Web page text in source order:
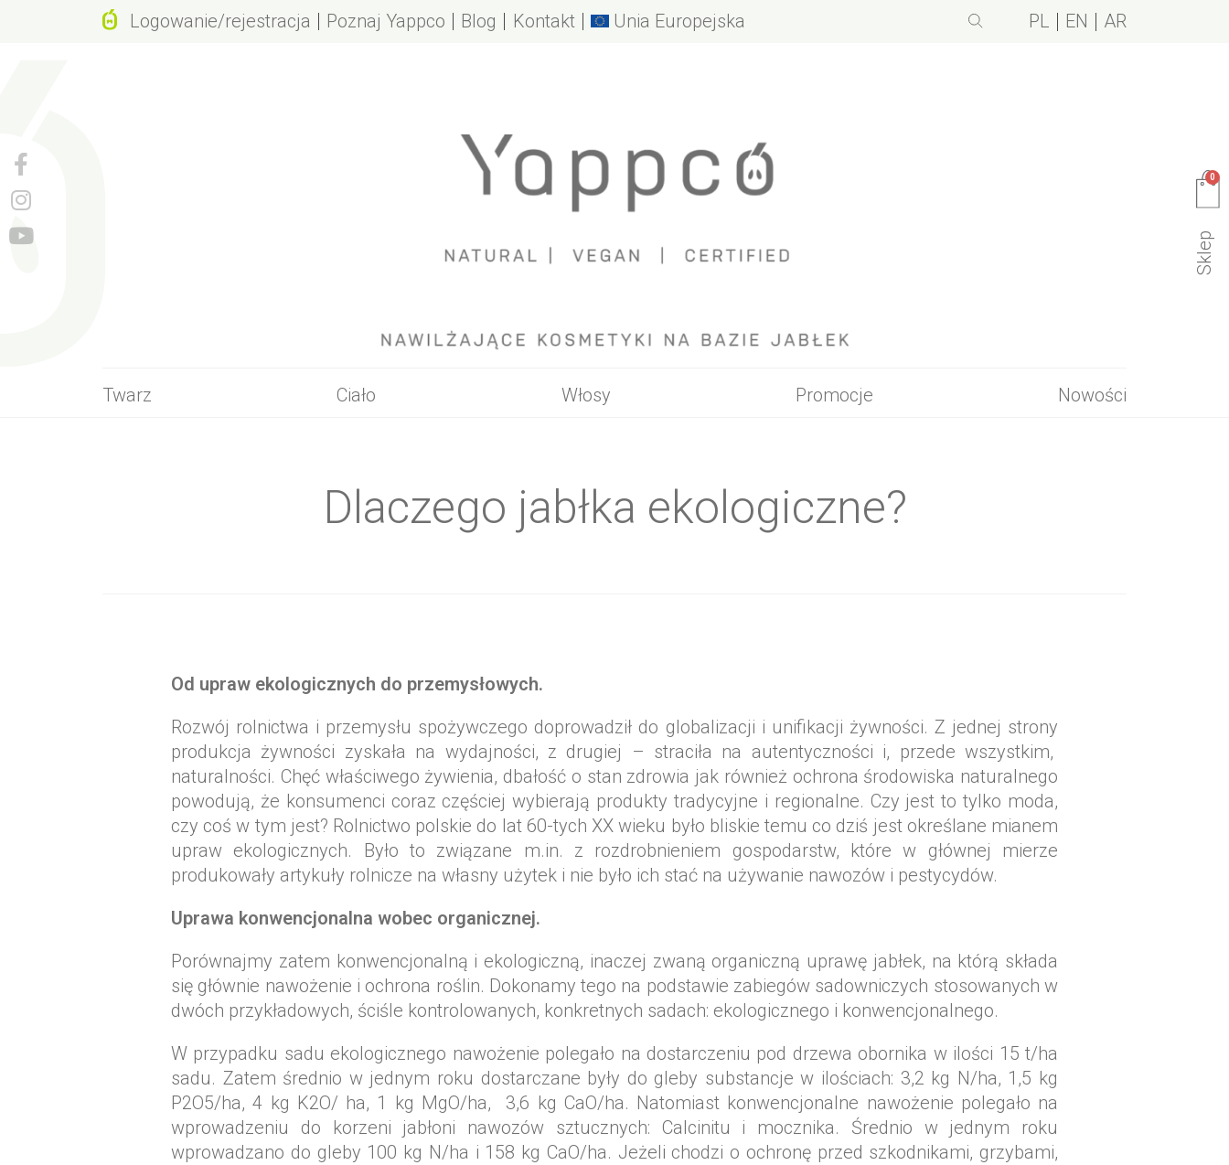
Logowanie/rejestracja
Poznaj Yappco
Naturalne opakowania
Tego nie używamy
Blog Kontakt Unia Europejska PL EN AR
Twarz Ciało Włosy Promocje Nowości
0
Sklep
Dlaczego jabłka ekologiczne?
Od upraw ekologicznych do przemysłowych.
Rozwój rolnictwa i przemysłu spożywczego doprowadził do globalizacji i unifikacji żywności. Z jednej strony
produkcja żywności zyskała na wydajności, z drugiej – straciła na autentyczności i, przede wszystkim,
naturalności. Chęć właściwego żywienia, dbałość o stan zdrowia jak również ochrona środowiska naturalnego
powodują, że konsumenci coraz częściej wybierają produkty tradycyjne i regionalne. Czy jest to tylko moda,
czy coś w tym jest? Rolnictwo polskie do lat 60-tych XX wieku było bliskie temu co dziś jest określane mianem
upraw ekologicznych. Było to związane m.in. z rozdrobnieniem gospodarstw, które w głównej mierze
produkowały artykuły rolnicze na własny użytek i nie było ich stać na używanie nawozów i pestycydów.
Uprawa konwencjonalna wobec organicznej.
Porównajmy zatem konwencjonalną i ekologiczną, inaczej zwaną organiczną uprawę jabłek, na którą składa
się głównie nawożenie i ochrona roślin. Dokonamy tego na podstawie zabiegów sadowniczych stosowanych w
dwóch przykładowych, ściśle kontrolowanych, konkretnych sadach: ekologicznego i konwencjonalnego.
W przypadku sadu ekologicznego nawożenie polegało na dostarczeniu pod drzewa obornika w ilości 15 t/ha
sadu. Zatem średnio w jednym roku dostarczane były do gleby substancje w ilościach: 3,2 kg N/ha, 1,5 kg
P2O5/ha, 4 kg K2O/ ha, 1 kg MgO/ha, 3,6 kg CaO/ha. Natomiast konwencjonalne nawożenie polegało na
wprowadzeniu do korzeni jabłoni nawozów sztucznych: Calcinitu i mocznika. Średnio w jednym roku
wprowadzano do gleby 100 kg N/ha i 158 kg CaO/ha. Jeżeli chodzi o ochronę przed szkodnikami, grzybami,